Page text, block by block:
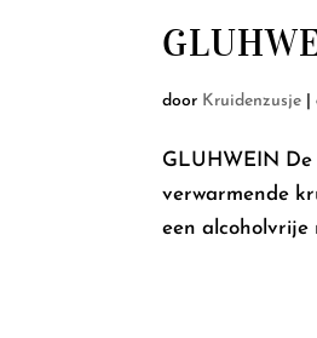
door Kruidenzusje |
GLUHWEIN
verwarmende
een alcoholvrije